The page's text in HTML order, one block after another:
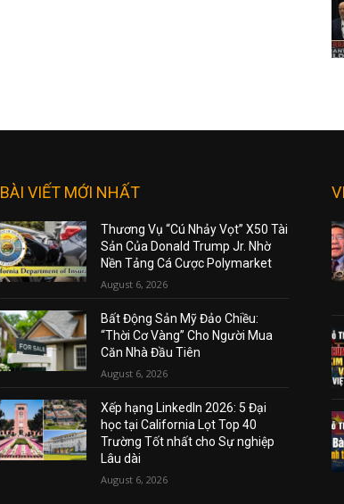
BÀI VIẾT MỚI NHẤT
Thương Vụ “Cú Nhảy Vọt” X50 Tài
Sản Của Donald Trump Jr. Nhờ
Nền Tảng Cá Cược Polymarket
August 6, 2026
Bất Động Sản Mỹ Đảo Chiều:
“Thời Cơ Vàng” Cho Người Mua
Căn Nhà Đầu Tiên
August 6, 2026
Xếp hạng LinkedIn 2026: 5 Đại
học tại California Lọt Top 40
Trường Tốt nhất cho Sự nghiệp
Lâu dài
August 6, 2026